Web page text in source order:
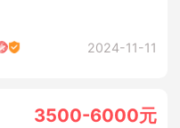
2024-11-11
3500-6000元